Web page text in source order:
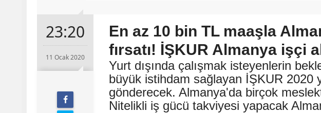
23:20
11 Ocak 2020
En az 10 bin TL maaşla
fırsatı! İŞKUR Almanya işçi
Yurt dışında çalışmak isteyenlerin
büyük istihdam sağlayan İŞKUR 2020
gönderecek. Almanya'da birçok
Nitelikli iş gücü takviyesi yapacak